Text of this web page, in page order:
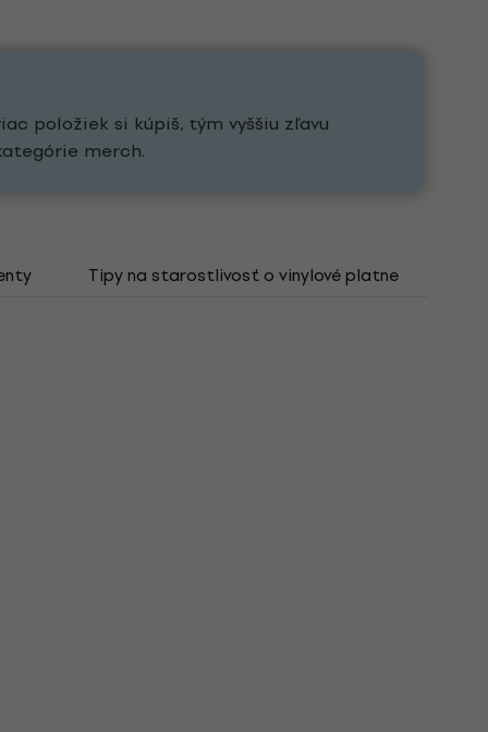
položiek si kúpiš, tým vyššiu zľavu
merch.
Tipy na starostlivosť o vinylové platne